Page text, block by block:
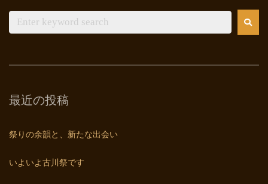
最近の投稿
祭りの余韻と、新たな出会い
いよいよ古川祭です